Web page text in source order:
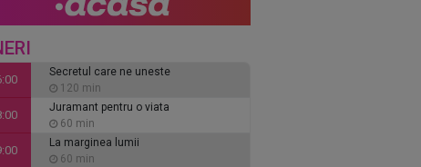
Secretul care ne uneste
120 min
Juramant pentru o viata
60 min
La marginea lumii
60 min